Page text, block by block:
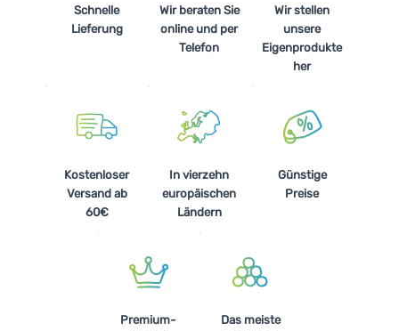
Schnelle
Lieferung
Wir beraten Sie
online und per
Telefon
Wir stellen
unsere
Eigenprodukte
her
Kostenloser
Versand ab
60€
In vierzehn
europäischen
Ländern
Günstige
Preise
Premium-
Das meiste